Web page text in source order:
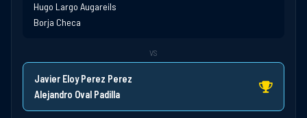
Hugo Largo Augareils
Borja Checa
VS
Javier Eloy Perez Perez
Alejandro Oval Padilla